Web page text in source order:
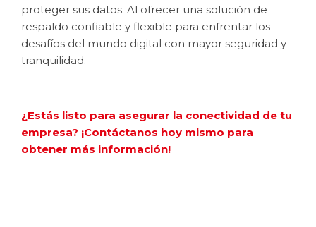
proteger sus datos. Al ofrecer una solución de
respaldo confiable y flexible para enfrentar los
desafíos del mundo digital con mayor seguridad y
tranquilidad.
¿Estás listo para asegurar la conectividad de tu
empresa? ¡Contáctanos hoy mismo para
obtener más información!